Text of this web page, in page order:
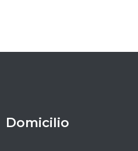
Domicilio